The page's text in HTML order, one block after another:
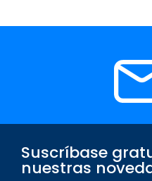
Suscríbase
nuestras